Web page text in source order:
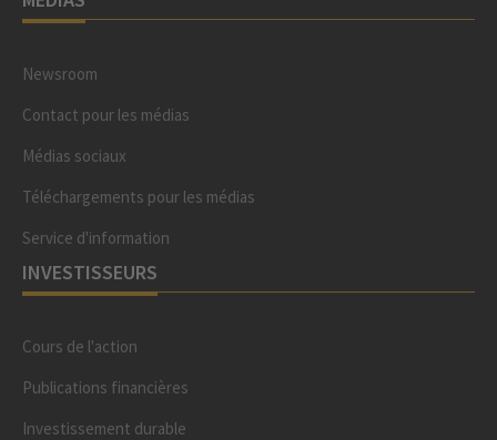
Newsroom
Contact pour les médias
Médias sociaux
Téléchargements pour les médias
Service d'information
INVESTISSEURS
Cours de l'action
Publications financières
Investissement durable